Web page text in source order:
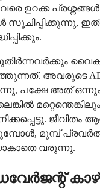
വരെ ഉറക്ക
അവരുടെ
പക്ഷേ അത്
മുമ്പ്
വരുന്നു.